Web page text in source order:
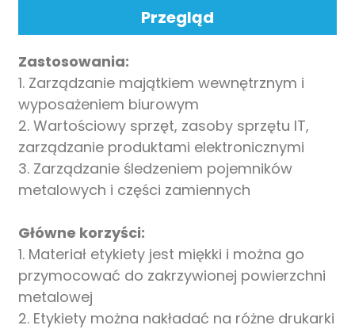
Przegląd
Zastosowania:
1. Zarządzanie majątkiem wewnętrznym i
wyposażeniem biurowym
2. Wartościowy sprzęt, zasoby sprzętu IT,
zarządzanie produktami elektronicznymi
3. Zarządzanie śledzeniem pojemników
metalowych i części zamiennych
Główne korzyści:
1. Materiał etykiety jest miękki i można go
przymocować do zakrzywionej powierzchni
metalowej
2. Etykiety można nakładać na różne drukarki